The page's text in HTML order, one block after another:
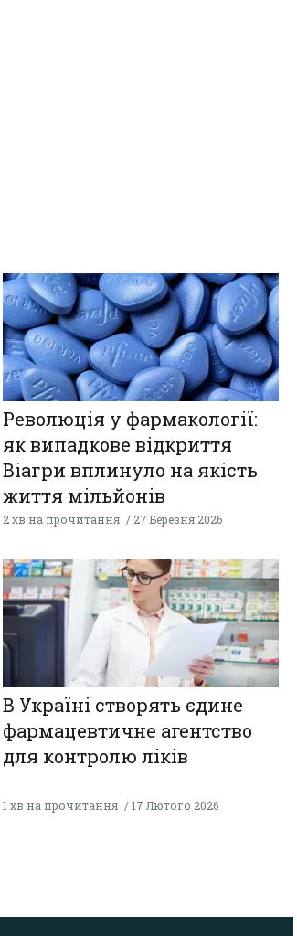
Революція у фармакології:
як випадкове відкриття
Віагри вплинуло на якість
життя мільйонів
2 хв на прочитання 27 Березня 2026
В Україні створять єдине
фармацевтичне агентство
для контролю ліків
1 хв на прочитання 17 Лютого 2026